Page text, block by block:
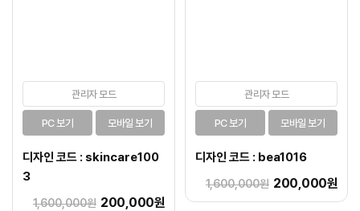
관리자 모드
PC 보기 모바일 보기
디자인 코드 : skincare100
3
1,600,000원 200,000원
관리자 모드
PC 보기 모바일 보기
디자인 코드 : bea1016
1,600,000원 200,000원